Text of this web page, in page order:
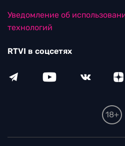
Уведомление об
технологий
RTVI в соцсетях
18+